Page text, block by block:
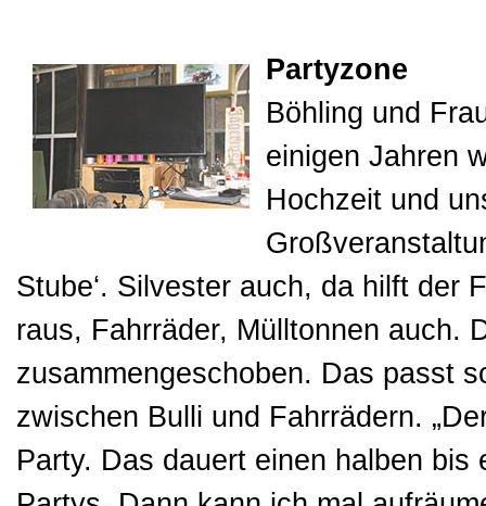
Partyzone
Böhling und
einigen Jahren
Hochzeit und
Stube‘. Silvester auch, da hilft der
raus, Fahrräder, Mülltonnen auch.
zusammengeschoben. Das passt
zwischen Bulli und Fahrrädern.
Party. Das dauert einen halben